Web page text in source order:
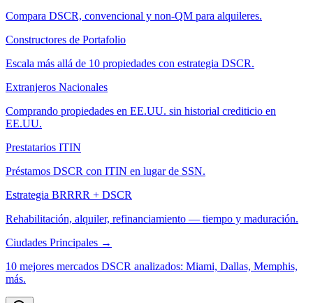
Compara DSCR, convencional y non-QM para alquileres.
Constructores de Portafolio
Escala más allá de 10 propiedades con estrategia DSCR.
Extranjeros Nacionales
Comprando propiedades en EE.UU. sin historial crediticio en
EE.UU.
Prestatarios ITIN
Préstamos DSCR con ITIN en lugar de SSN.
Estrategia BRRRR + DSCR
Rehabilitación, alquiler, refinanciamiento — tiempo y maduración.
Ciudades Principales →
10 mejores mercados DSCR analizados: Miami, Dallas, Memphis,
más.